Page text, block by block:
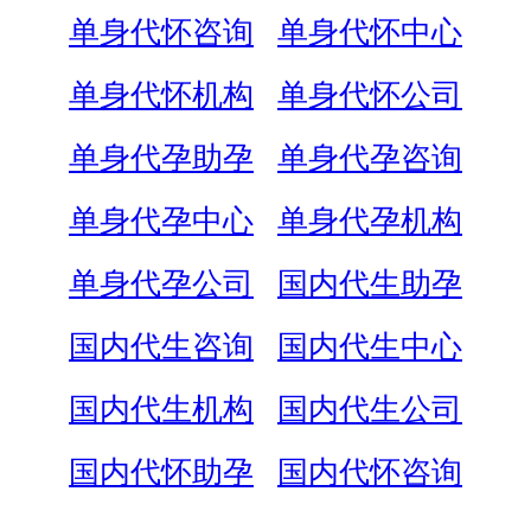
单身代怀咨询
单身代怀中心
单身代怀机构
单身代怀公司
单身代孕助孕
单身代孕咨询
单身代孕中心
单身代孕机构
单身代孕公司
国内代生助孕
国内代生咨询
国内代生中心
国内代生机构
国内代生公司
国内代怀助孕
国内代怀咨询